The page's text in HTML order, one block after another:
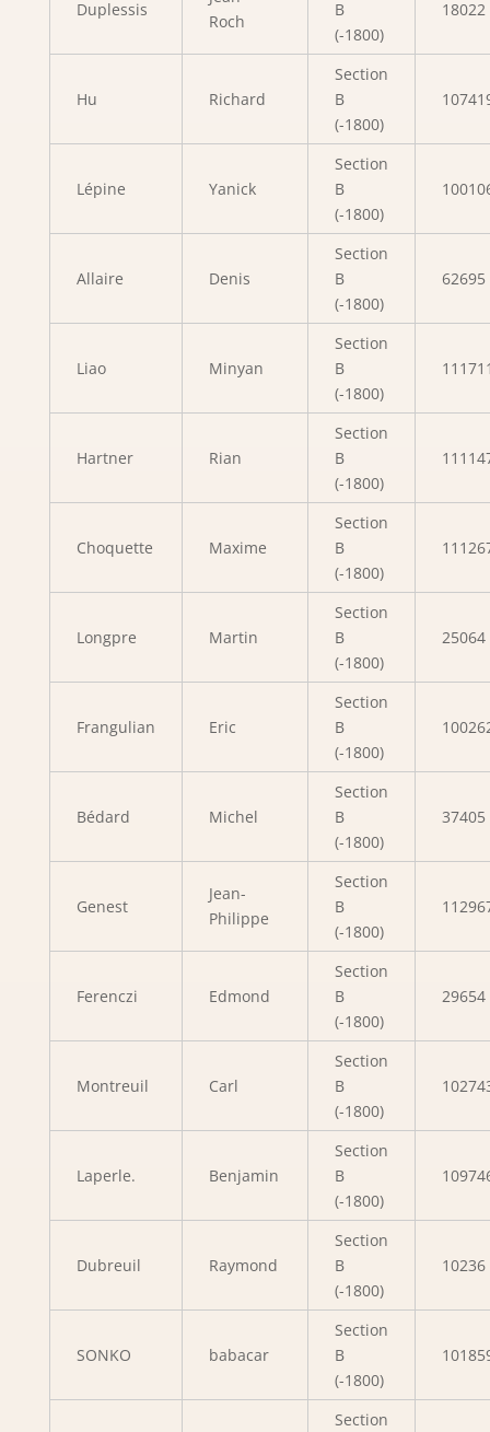
Duplessis
Roch
B
(-1800)
18022
Hu Richard
Section
B
(-1800)
Lépine Yanick
Section
B
(-1800)
Allaire Denis
Section
B
(-1800)
62695
Liao Minyan
Section
B
(-1800)
Hartner Rian
Section
B
(-1800)
Choquette Maxime
Section
B
(-1800)
Longpre Martin
Section
B
(-1800)
25064
Frangulian Eric
Section
B
(-1800)
Bédard Michel
Section
B
(-1800)
37405
Genest
Jean-
Philippe
Section
B
(-1800)
Ferenczi Edmond
Section
B
(-1800)
29654
Montreuil Carl
Section
B
(-1800)
Laperle. Benjamin
Section
B
(-1800)
Dubreuil Raymond
Section
B
(-1800)
10236
SONKO babacar
Section
B
(-1800)
Section